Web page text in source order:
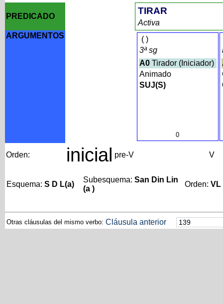
PREDICADO
TIRAR
Activa
ARGUMENTOS
()
3ª sg
A0Tirador (Iniciador)
Animado
SUJ(S)
0
Orden: inicial pre-V V
Esquema: S D L(a)
Subesquema: San Din Lin
(a )
Orden: VL
Otras cláusulas del mismo verbo: Cláusula anterior